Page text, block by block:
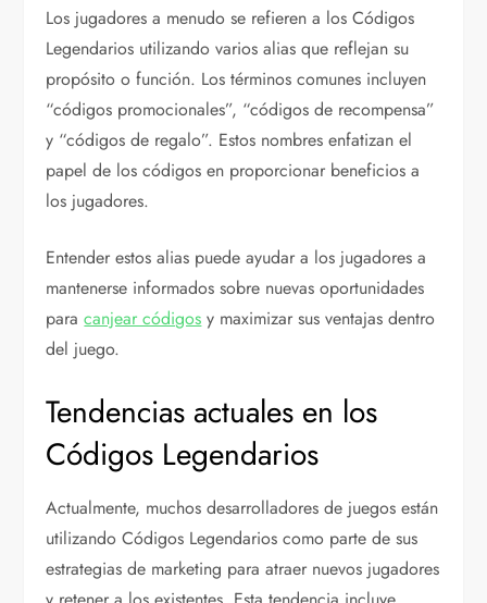
Los jugadores a menudo se refieren a los Códigos
Legendarios utilizando varios alias que reflejan su
propósito o función. Los términos comunes incluyen
“códigos promocionales”, “códigos de recompensa”
y “códigos de regalo”. Estos nombres enfatizan el
papel de los códigos en proporcionar beneficios a
los jugadores.
Entender estos alias puede ayudar a los jugadores a
mantenerse informados sobre nuevas oportunidades
paracanjear códigos y maximizar sus ventajas dentro
del juego.
Tendencias actuales en los
Códigos Legendarios
Actualmente, muchos desarrolladores de juegos están
utilizando Códigos Legendarios como parte de sus
estrategias de marketing para atraer nuevos jugadores